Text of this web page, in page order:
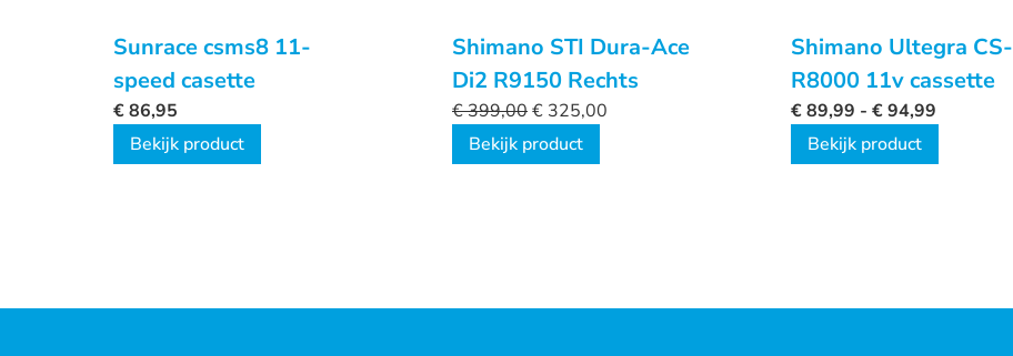
Sunrace csms8 11-
speed casette
€86,95
Bekijk product
Shimano STI Dura-Ace
Di2 R9150 Rechts
€399,00€ 325,00
Bekijk product
Shimano Ultegra CS-
R8000 11v cassette
€89,99 - €94,99
Bekijk product